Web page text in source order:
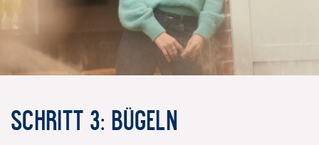
SCHRITT 3: BÜGELN